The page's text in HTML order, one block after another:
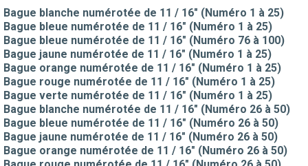
Bague blanche numérotée de 11 / 16" (Numéro 1 à 25)
Bague bleue numérotée de 11 / 16" (Numéro 1 à 25)
Bague bleue numérotée de 11 / 16" (Numéro 76 à 100)
Bague jaune numérotée de 11 / 16" (Numéro 1 à 25)
Bague orange numérotée de 11 / 16" (Numéro 1 à 25)
Bague rouge numérotée de 11 / 16" (Numéro 1 à 25)
Bague verte numérotée de 11 / 16" (Numéro 1 à 25)
Bague blanche numérotée de 11 / 16" (Numéro 26 à 50)
Bague bleue numérotée de 11 / 16" (Numéro 26 à 50)
Bague jaune numérotée de 11 / 16" (Numéro 26 à 50)
Bague orange numérotée de 11 / 16" (Numéro 26 à 50)